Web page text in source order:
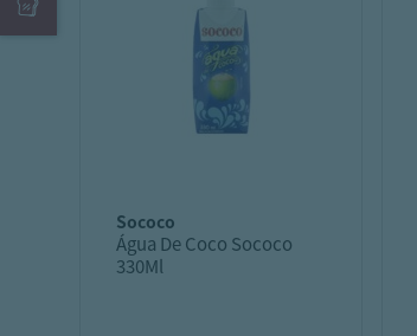
sococo
Água De Coco Sococo
330Ml